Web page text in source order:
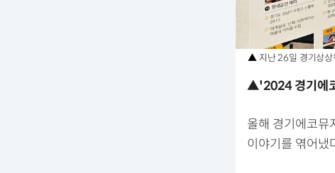
▲ 지난 26일 경기상상
▲'2024 경기에
올해 경기에코뮤
이야기를 엮어냈